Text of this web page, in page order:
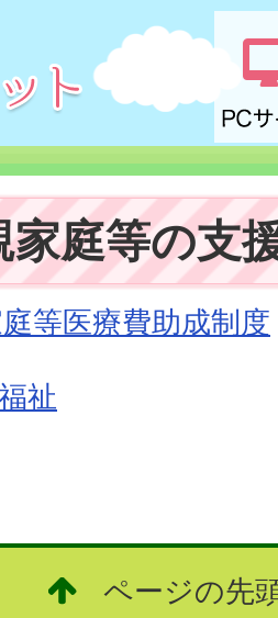
家庭等の支
等医療費助成制度
祉
ページの先